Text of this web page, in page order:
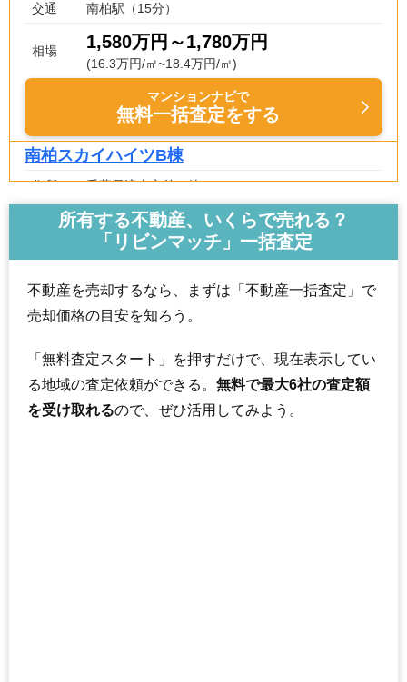
交通 南柏駅（15分）
相場 1,580万円～1,780万円
(16.3万円/㎡~18.4万円/㎡)
マンションナビで
無料一括査定をする
南柏スカイハイツB棟
住所 千葉県流山市前ケ崎
南柏駅（18分）
相場 1,550万円～1,750万円
マンションナビで
無料一括査定をする
ダイアパレス北小金ヒルズ
住所 千葉県流山市前ケ崎
交通 北小金駅（12分）
所有する不動産、いくらで売れる？
「リビンマッチ」一括査定
不動産を売却するなら、まずは「不動産一括査定」で
売却価格の目安を知ろう。
「無料査定スタート」を押すだけで、現在表示してい
る地域の査定依頼ができる。 無料で最大6社の査定額
を受け取れるので、ぜひ活用してみよう。